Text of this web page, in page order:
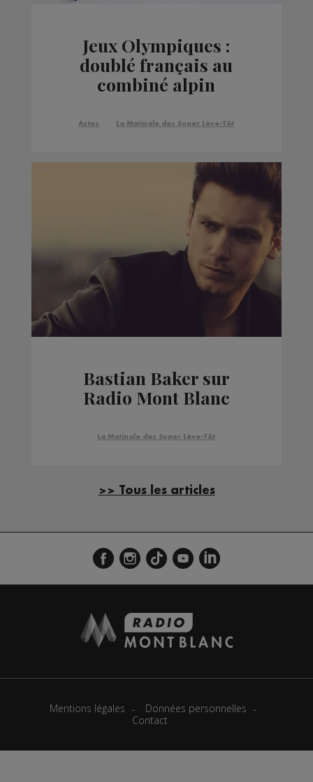
Jeux Olympiques :
doublé français au
combiné alpin
Actus La Matinale des Super Lève-Tôt
Bastian Baker sur
Radio Mont Blanc
La Matinale des Super Lève-Tôt
>> Tous les articles
Mentions légales
Données personnelles
Contact